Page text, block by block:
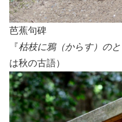
芭蕉句碑
『枯枝に鴉（からす）の
は秋の古語）